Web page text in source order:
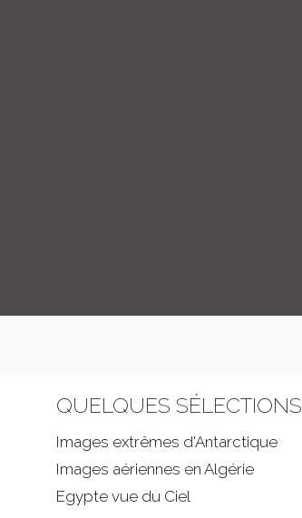
QUELQUES SÉLECTIONS
Images extrêmes d'Antarctique
Images aériennes en Algérie
Egypte vue du Ciel